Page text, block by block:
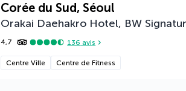
Corée du Sud, Séoul
Orakai Daehakro Hotel, BW
4,7 136 avis
Centre Ville Centre de Fitness